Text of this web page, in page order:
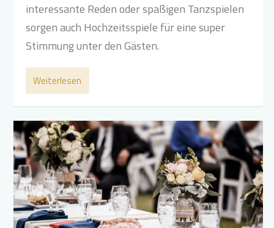
interessante Reden oder spaßigen Tanzspielen
sorgen auch Hochzeitsspiele für eine super
Stimmung unter den Gästen.
Weiterlesen